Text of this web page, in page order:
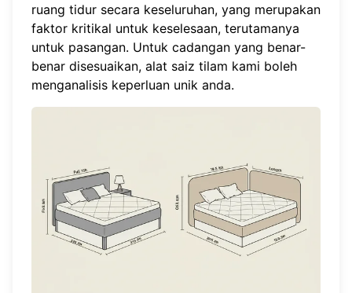
ruang tidur secara keseluruhan, yang merupakan
faktor kritikal untuk keselesaan, terutamanya
untuk pasangan. Untuk cadangan yang benar-
benar disesuaikan, alat saiz tilam kami boleh
menganalisis keperluan unik anda.